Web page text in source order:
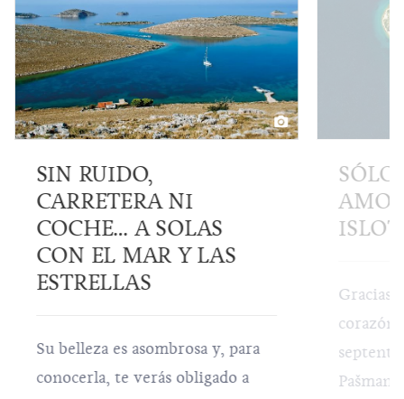
SIN RUIDO,
CARRETERA NI
COCHE… A SOLAS
CON EL MAR Y LAS
ESTRELLAS
Su belleza es asombrosa y, para
conocerla, te verás obligado a
SÓLO
Gracias
Pašman